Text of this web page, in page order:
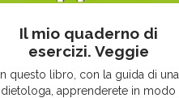
Il mio quaderno di
esercizi. Veggie
In questo libro, con la guida di una
dietologa, apprenderete in modo